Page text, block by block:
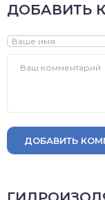
ДОБАВИТЬ
ДОБАВИТЬ